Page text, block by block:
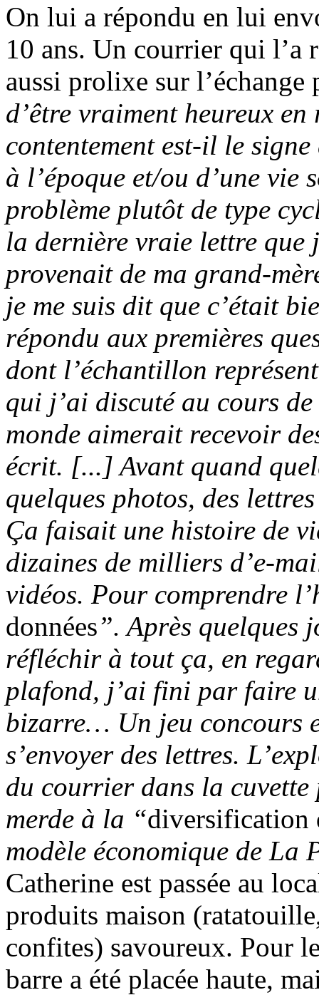
On lui a répondu en lui
10 ans. Un courrier qui l’a
aussi prolixe sur
d’être vraiment heureux
contentement est-il le
à l’époque et/ou d’une vie
problème plutôt de type
la dernière vraie lettre que
provenait de ma grand-
je me suis dit que c’était
répondu aux premières
dont l’échantillon
qui j’ai discuté au cours
monde aimerait recevoir
écrit. [...] Avant quand
quelques photos, des
Ça faisait une histoire de
dizaines de milliers d’e-
vidéos. Pour comprendre
données”. Après quelques
réfléchir à tout ça, en
plafond, j’ai fini par faire
bizarre… Un jeu concours
s’envoyer des lettres.
du courrier dans la
merde à la “diversification
modèle économique de La
Catherine est passée au
produits maison
confites) savoureux. Pour
barre a été placée haute,